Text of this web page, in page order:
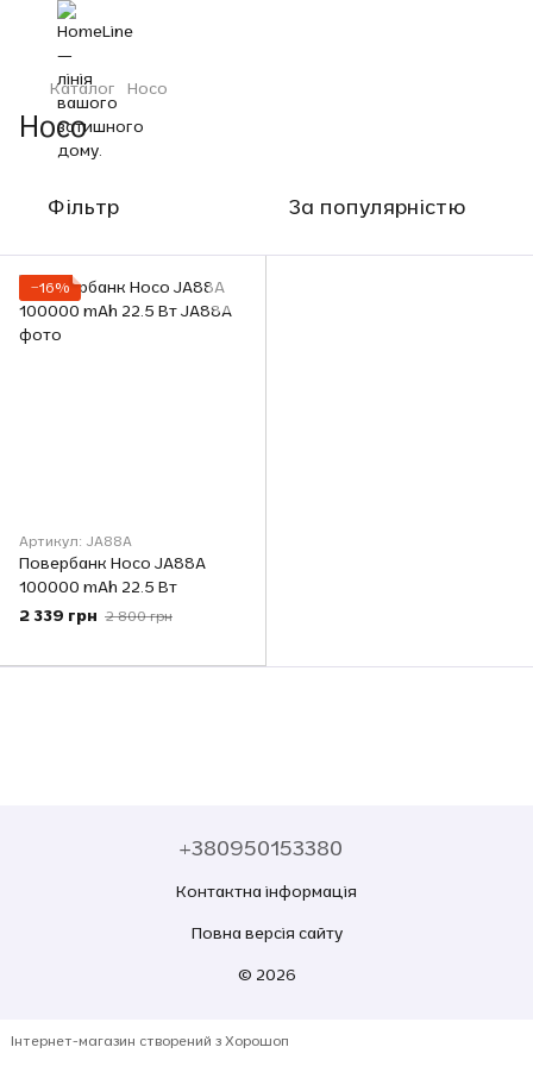
Каталог Hoco
Hoco
Фільтр За популярністю
−16%
Артикул: JA88A
Повербанк Hoco JA88A
100000 mAh 22.5 Вт
2 339 грн 2 800 грн
+380950153380
Контактна інформація
Повна версія сайту
© 2026
Інтернет-магазин створений з Хорошоп